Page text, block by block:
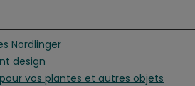
Nordlinger
design
vos plantes et autres objets